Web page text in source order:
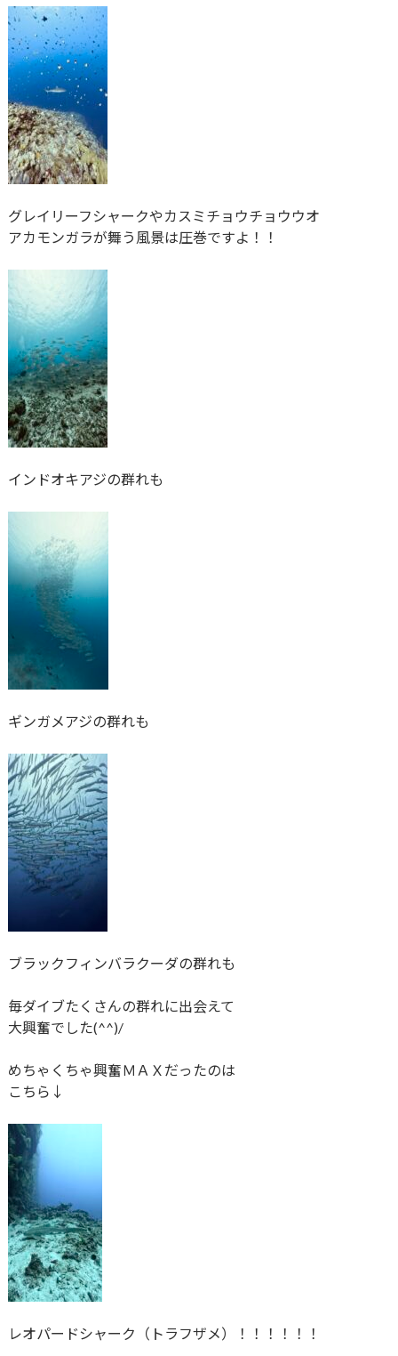
グレイリーフシャークやカスミチョウチョウウオ
アカモンガラが舞う風景は圧巻ですよ！！
インドオキアジの群れも
ギンガメアジの群れも
ブラックフィンバラクーダの群れも
毎ダイブたくさんの群れに出会えて
大興奮でした(^^)/
めちゃくちゃ興奮ＭＡＸだったのは
こちら↓
レオパードシャーク（トラフザメ）！！！！！！